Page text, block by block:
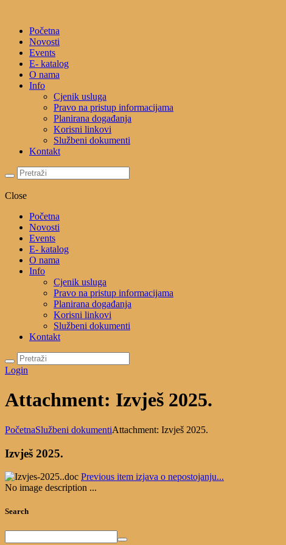
Početna
Novosti
Events
E- katalog
O nama
Info
Cjenik usluga
Pravo na pristup informacijama
Planirana događanja
Korisni linkovi
Službeni dokumenti
Kontakt
Close
Početna
Novosti
Events
E- katalog
O nama
Info
Cjenik usluga
Pravo na pristup informacijama
Planirana događanja
Korisni linkovi
Službeni dokumenti
Kontakt
Login
Attachment: Izvješ 2025.
PočetnaSlužbeni dokumentiAttachment: Izvješ 2025.
Izvješ 2025.
Previous item izjava o nepostojanju...
No image description ...
Search